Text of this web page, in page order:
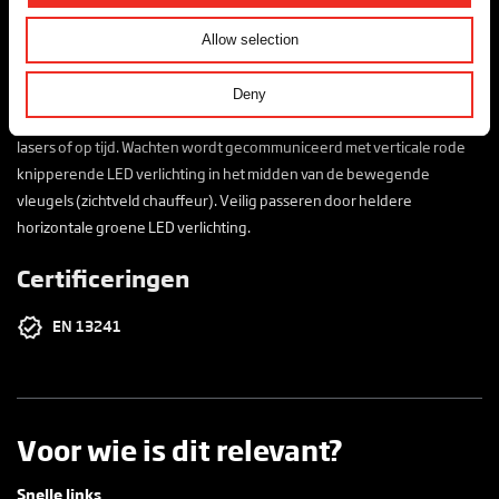
Allow selection
Deny
toegevoegd. Sturen: inrijden, openen op signaal van een
toegangscontrole systeem. Sluiten na passage van de verticale lasers
of op tijd. (handbediening ook mogelijk) Uitrijden, openen door
de horizontale laser. Sluiten gebeurd na passage van de verticale
lasers of op tijd. Wachten wordt gecommuniceerd met verticale rode
knipperende LED verlichting in het midden van de bewegende
vleugels (zichtveld chauffeur). Veilig passeren door heldere
horizontale groene LED verlichting.
Certificeringen
EN 13241
Voor wie is dit relevant?
Snelle links